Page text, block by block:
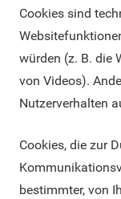
Cookies sind
würden (z. B. die
von Videos).
Nutzerverhalten
Cookies, die zur
bestimmter, von